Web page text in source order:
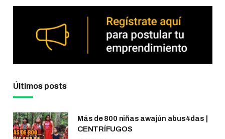
Últimos posts
Más de 800 niñas awajún abus4das |
CENTRÍFUGOS